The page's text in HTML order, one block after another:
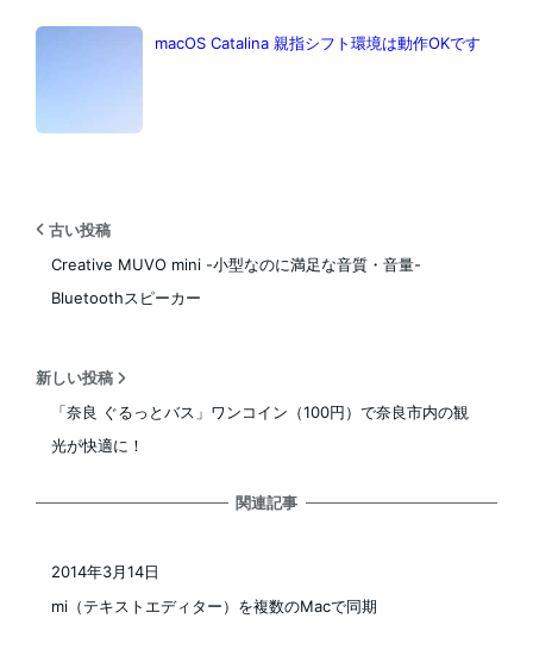
macOS Catalina 親指シフト環境は動作OKです
古い投稿
Creative MUVO mini -小型なのに満足な音質・音量-
Bluetoothスピーカー
新しい投稿
「奈良 ぐるっとバス」ワンコイン（100円）で奈良市内の観
光が快適に！
関連記事
mi（テキストエディター）を複数のMacで同期
2014年3月14日